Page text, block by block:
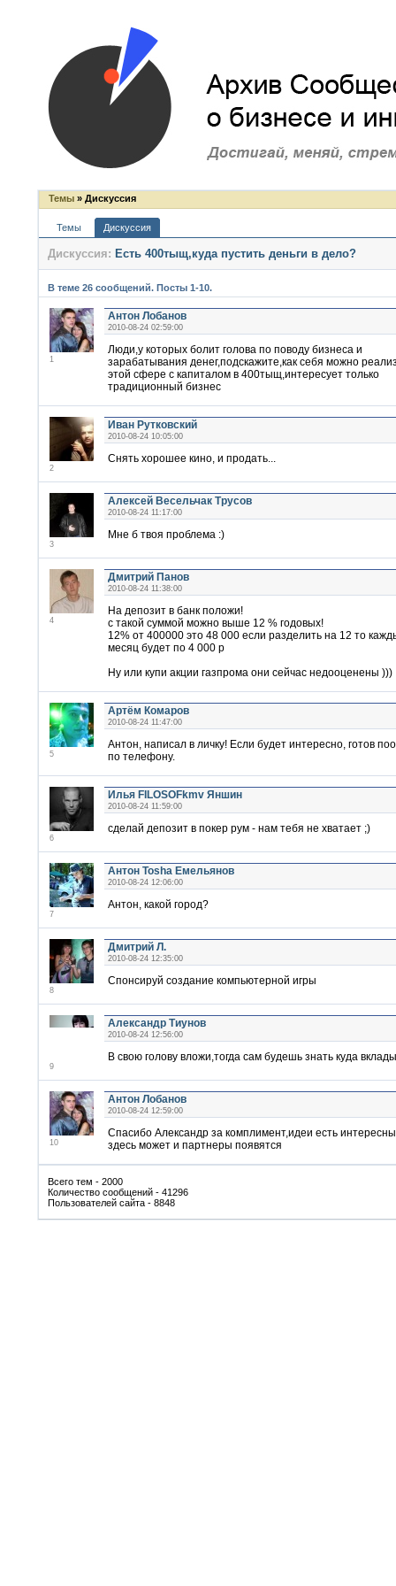
Темы » Дискуссия
Темы Дискуссия
Дискуссия: Есть 400тыщ,куда пустить деньги в дело?
В теме 26 сообщений. Посты 1-10.
1
Антон Лобанов
2010-08-24 02:59:00
Люди,у которых болит голова по поводу бизнеса и
зарабатывания денег,подскажите,как себя можно
этой сфере с капиталом в 400тыщ,интересует только
традиционный бизнес
2
Иван Рутковский
2010-08-24 10:05:00
Снять хорошее кино, и продать...
3
Алексей Весельчак Трусов
2010-08-24 11:17:00
Мне б твоя проблема :)
4
Дмитрий Панов
2010-08-24 11:38:00
На депозит в банк положи!
с такой суммой можно выше 12 % годовых!
12% от 400000 это 48 000 если разделить на 12 то
месяц будет по 4 000 р
Ну или купи акции газпрома они сейчас недооценены )))
5
Артём Комаров
2010-08-24 11:47:00
Антон, написал в личку! Если будет интересно, готов
по телефону.
6
Илья FILOSOFkmv Яншин
2010-08-24 11:59:00
сделай депозит в покер рум - нам тебя не хватает ;)
7
Антон Tosha Емельянов
2010-08-24 12:06:00
Антон, какой город?
8
Дмитрий Л.
2010-08-24 12:35:00
Спонсируй создание компьютерной игры
9
Александр Тиунов
2010-08-24 12:56:00
В свою голову вложи,тогда сам будешь знать куда
10
Антон Лобанов
2010-08-24 12:59:00
Спасибо Александр за комплимент,идеи есть
здесь может и партнеры появятся
Всего тем - 2000
Количество сообщений - 41296
Пользователей сайта - 8848